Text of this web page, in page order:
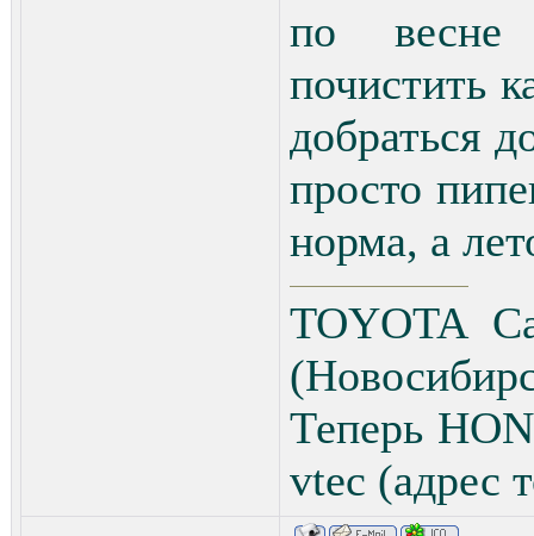
по весне
почистить
добраться
просто
норма, а
TOYOTA
Теперь
vtec (адрес